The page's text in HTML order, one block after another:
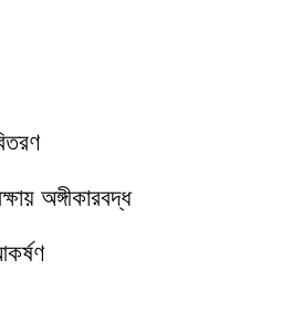
অঙ্গীকারবদ্ধ